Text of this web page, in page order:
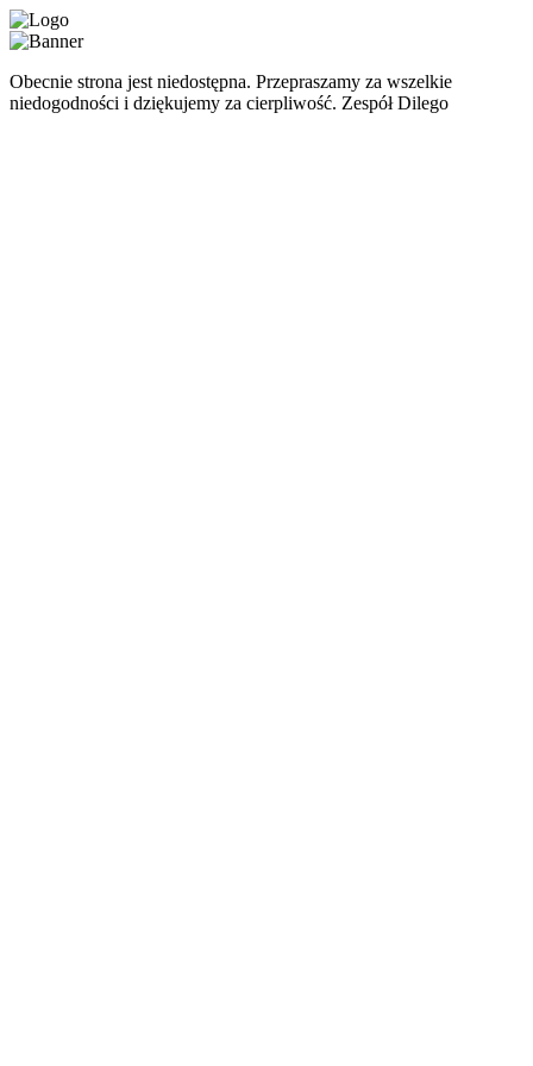
Obecnie strona jest niedostępna. Przepraszamy za wszelkie
niedogodności i dziękujemy za cierpliwość. Zespół Dilego